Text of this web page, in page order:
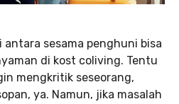
antara sesama penghuni bisa
di kost coliving. Tentu
mengkritik seseorang,
ya. Namun, jika masalah